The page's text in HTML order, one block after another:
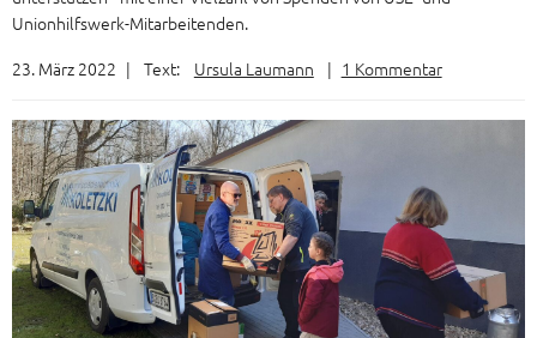
Unionhilfswerk-Mitarbeitenden.
23. März 2022 | Text: Ursula Laumann | 1 Kommentar